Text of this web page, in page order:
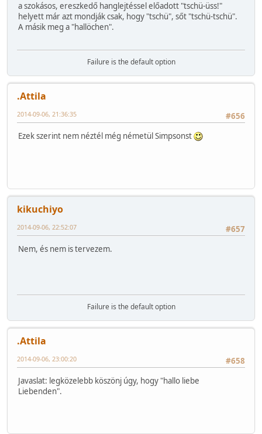
a szokásos, ereszkedő hanglejtéssel előadott "tschü-üss!"
helyett már azt mondják csak, hogy "tschü", sőt "tschü-tschü".
A másik meg a "hallöchen".
Failure is the default option
.Attila
#656
2014-09-06, 21:36:35
Ezek szerint nem néztél még németül Simpsonst
kikuchiyo
#657
2014-09-06, 22:52:07
Nem, és nem is tervezem.
Failure is the default option
.Attila
#658
2014-09-06, 23:00:20
Javaslat: legközelebb köszönj úgy, hogy "hallo liebe
Liebenden".